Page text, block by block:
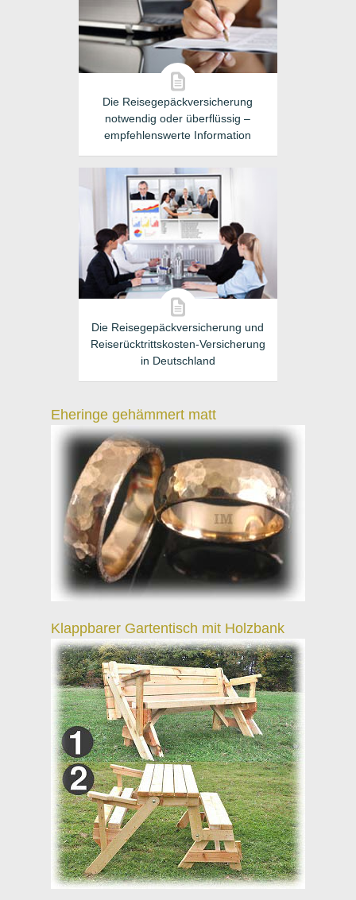
Die Reisegepäckversicherung
notwendig oder überflüssig –
empfehlenswerte Information
Die Reisegepäckversicherung und
Reiserücktrittskosten-Versicherung
in Deutschland
Eheringe gehämmert matt
Klappbarer Gartentisch mit Holzbank